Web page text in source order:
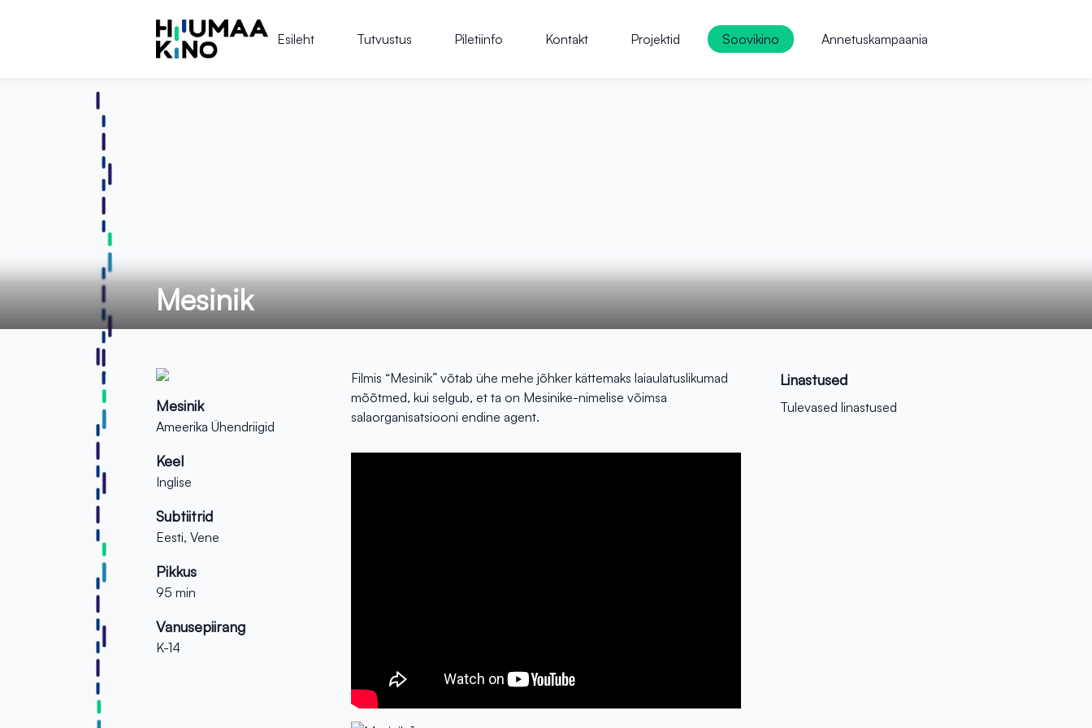
Esileht Tutvustus Piletiinfo Kontakt Projektid Soovikino Annetuskampaania
Mesinik
Mesinik
Ameerika Ühendriigid
Keel
Inglise
Subtiitrid
Eesti, Vene
Pikkus
95 min
Vanusepiirang
K-14
Filmis “Mesinik” võtab ühe mehe jõhker kättemaks laiaulatuslikumad
mõõtmed, kui selgub, et ta on Mesinike-nimelise võimsa
salaorganisatsiooni endine agent.
Linastused
Tulevased linastused